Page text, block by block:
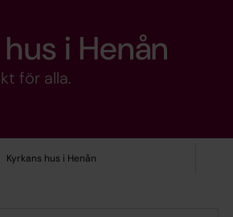
Kyrkans hus i Henån
i Henån
för alla.